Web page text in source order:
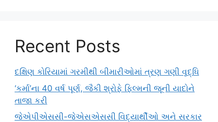
Recent Posts
દક્ષિણ કોરિયામાં ગરમીથી બીમારીઓમાં ત્રણ ગણી વૃદ્ધિ
‘કર્મા’ના 40 વર્ષ પૂર્ણ, જૈકી શ્રોફે ફિલ્મની જૂની યાદોને
તાજા કરી
જેએપીએસસી-જેએસએસસી વિદ્યાર્થીઓ અને સરકાર